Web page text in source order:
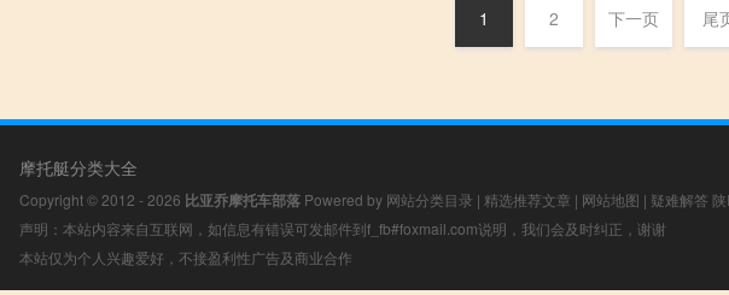
1 2 下一页 尾
摩托艇分类大全
Copyright © 2012 - 2026 比亚乔摩托车部落 Powered by 网站分类目录 | 精选推荐文章 | 网站地图 | 疑难解答
声明：本站内容来自互联网，如信息有错误可发邮件到f_fb#foxmail.com说明，我们会及时纠正，谢谢
本站仅为个人兴趣爱好，不接盈利性广告及商业合作